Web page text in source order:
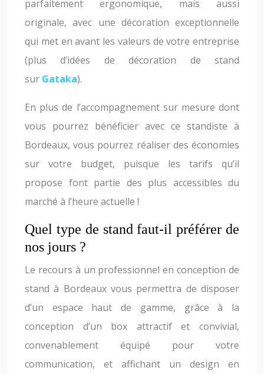
parfaitement ergonomique, mais aussi
originale, avec une décoration exceptionnelle
qui met en avant les valeurs de votre entreprise
(plus d’idées de décoration de stand
sur Gataka).
En plus de l’accompagnement sur mesure dont
vous pourrez bénéficier avec ce standiste à
Bordeaux, vous pourrez réaliser des économies
sur votre budget, puisque les tarifs qu’il
propose font partie des plus accessibles du
marché à l’heure actuelle !
Quel type de stand faut-il préférer de
nos jours ?
Le recours à un professionnel en conception de
stand à Bordeaux vous permettra de disposer
d’un espace haut de gamme, grâce à la
conception d’un box attractif et convivial,
convenablement équipé pour votre
communication, et affichant un design en